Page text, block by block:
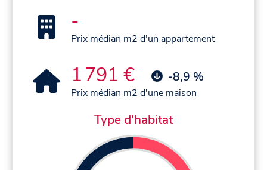
-
Prix médian m2 d'un appartement
1 791 € -8,9 %
Prix médian m2 d'une maison
Type d'habitat